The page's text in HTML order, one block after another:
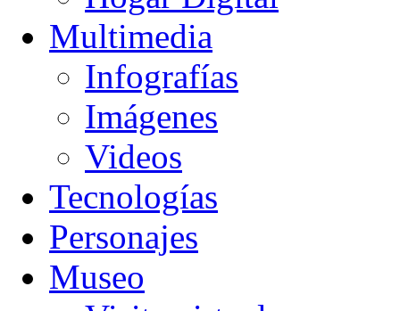
Multimedia
Infografías
Imágenes
Videos
Tecnologías
Personajes
Museo